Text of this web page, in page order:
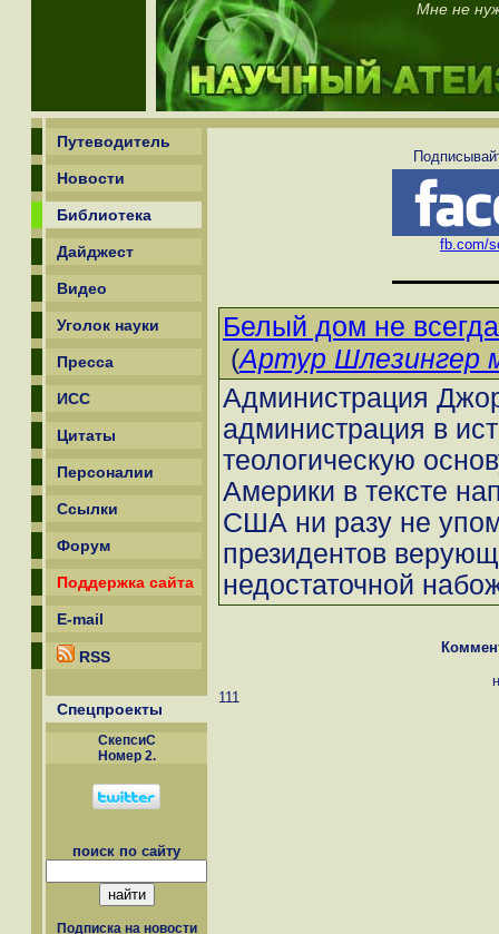
Мне не
Путеводитель
Новости
Библиотека
Дайджест
Видео
Уголок науки
Пресса
ИСС
Цитаты
Персоналии
Ссылки
Форум
Поддержка сайта
E-mail
RSS
Спецпроекты
СкепсиС
Номер 2.
поиск по сайту
Подписка на новости
fb.com/
Белый дом не
(Артур Шлезингер
Администрация
администрация в
теологическую
Америки в тексте
США ни разу не
президентов
недостаточной
111